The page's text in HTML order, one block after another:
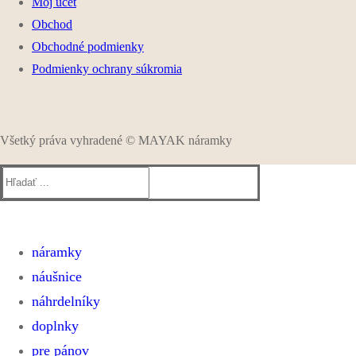
Obchod
Obchodné podmienky
Podmienky ochrany súkromia
Všetký práva vyhradené © MAYAK náramky
Hľadať:
náramky
ELASTICKÉ NÁRAMKY
SHAMBALLA A MACRAME NÁRAMKY
KOŽENÉ NÁRAMKY
WRAP NÁRAMKY
náušnice
náhrdelníky
doplnky
pre pánov